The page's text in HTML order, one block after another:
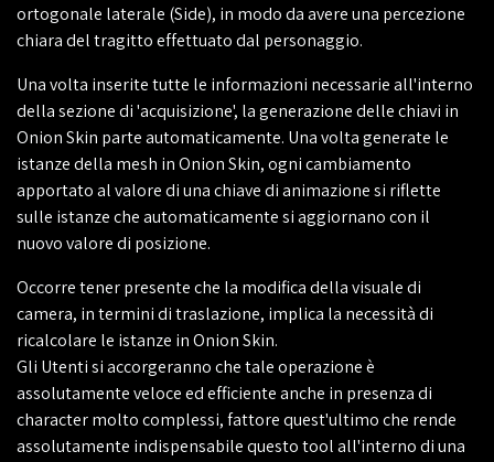
ortogonale laterale (Side), in modo da avere una percezione
chiara del tragitto effettuato dal personaggio.
Una volta inserite tutte le informazioni necessarie all'interno
della sezione di 'acquisizione', la generazione delle chiavi in
Onion Skin parte automaticamente. Una volta generate le
istanze della mesh in Onion Skin, ogni cambiamento
apportato al valore di una chiave di animazione si riflette
sulle istanze che automaticamente si aggiornano con il
nuovo valore di posizione.
Occorre tener presente che la modifica della visuale di
camera, in termini di traslazione, implica la necessità di
ricalcolare le istanze in Onion Skin.
Gli Utenti si accorgeranno che tale operazione è
assolutamente veloce ed efficiente anche in presenza di
character molto complessi, fattore quest'ultimo che rende
assolutamente indispensabile questo tool all'interno di una